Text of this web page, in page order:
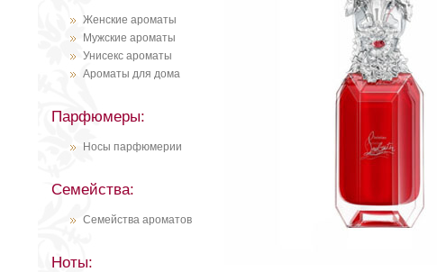
Женские ароматы
Мужские ароматы
Унисекс ароматы
Ароматы для дома
Парфюмеры:
Носы парфюмерии
Семейства:
Семейства ароматов
Ноты: